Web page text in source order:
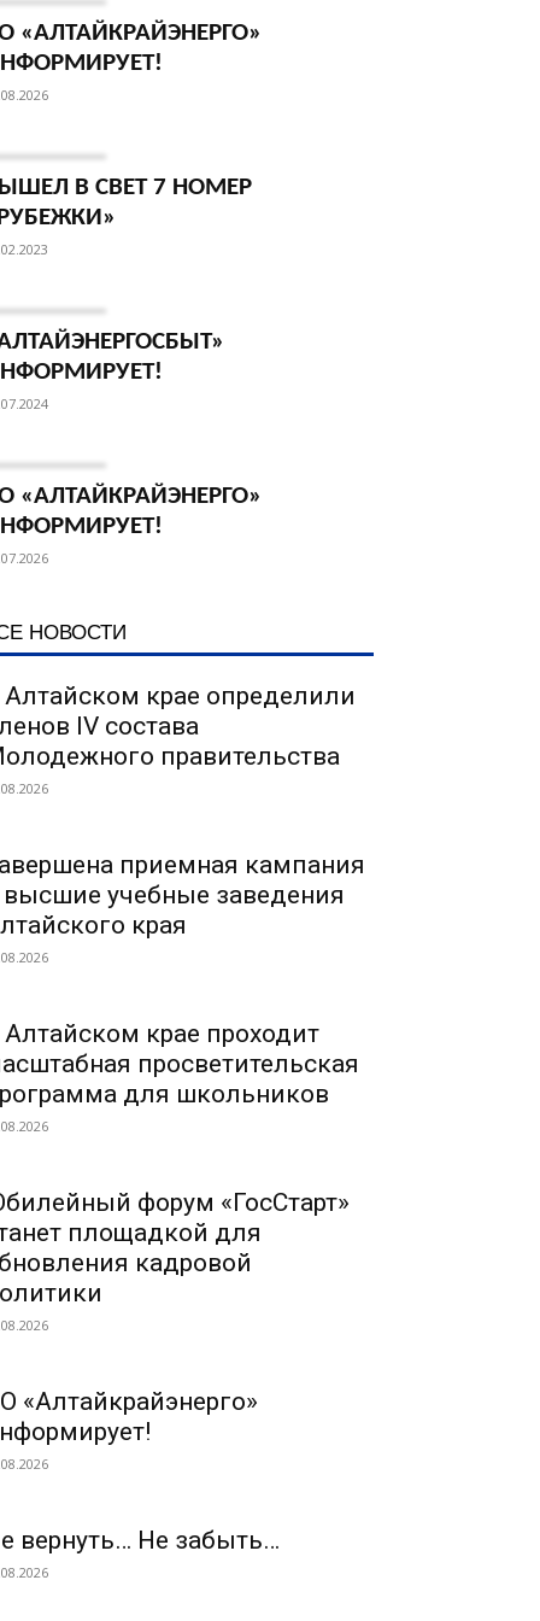
«АЛТАЙКРАЙЭНЕРГО»
В СВЕТ 7 НОМЕР
«АЛТАЙКРАЙЭНЕРГО»
НОВОСТИ
Алтайском крае определили
IV состава
правительства
приемная кампания
высшие учебные заведения
края
Алтайском крае проходит
просветительская
для школьников
форум «ГосСтарт»
площадкой для
кадровой
«Алтайкрайэнерго»
вернуть… Не забыть…